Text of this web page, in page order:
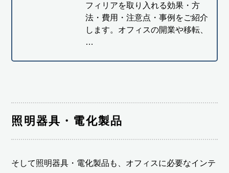
フィリアを取り入れる効果・方
法・費用・注意点・事例をご紹介
します。オフィスの開業や移転、
…
照明器具・電化製品
そして照明器具・電化製品も、オフィスに必要なインテ